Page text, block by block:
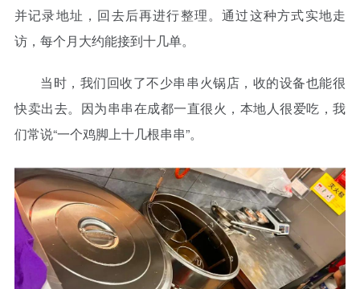
并记录地址，回去后再进行整理。通过这种方式实地走
访，每个月大约能接到十几单。
当时，我们回收了不少串串火锅店，收的设备也能很
快卖出去。因为串串在成都一直很火，本地人很爱吃，我
们常说“一个鸡脚上十几根串串”。